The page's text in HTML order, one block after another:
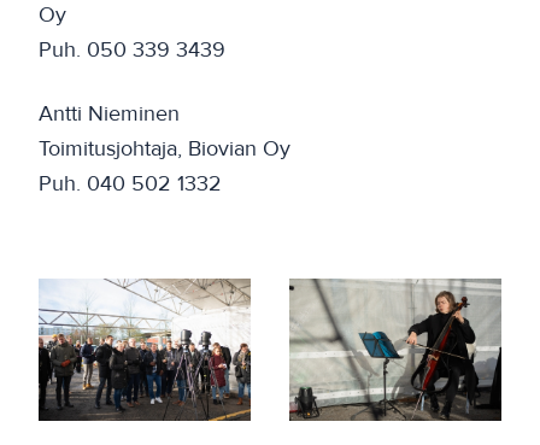
Oy
Puh. 050 339 3439
Antti Nieminen
Toimitusjohtaja, Biovian Oy
Puh. 040 502 1332